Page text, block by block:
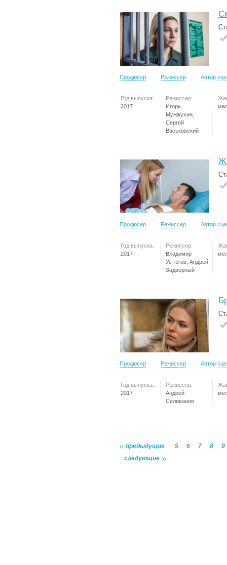
Продюсер Режиссер Автор
Год выпуска:
2017
Режиссер:
Игорь
Мужжухин,
Сергей
Васьковский
Продюсер Режиссер Автор
Год выпуска:
2017
Режиссер:
Владимир
Устюгов, Андрей
Задворный
Продюсер Режиссер Автор
Год выпуска:
2017
Режиссер:
Андрей
Селиванов
предыдущие 5 6 7 8
9
следующие